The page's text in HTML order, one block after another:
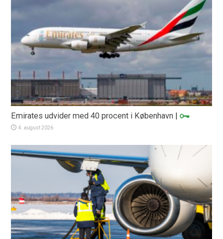
Emirates udvider med 40 procent i København |
4. august 2026